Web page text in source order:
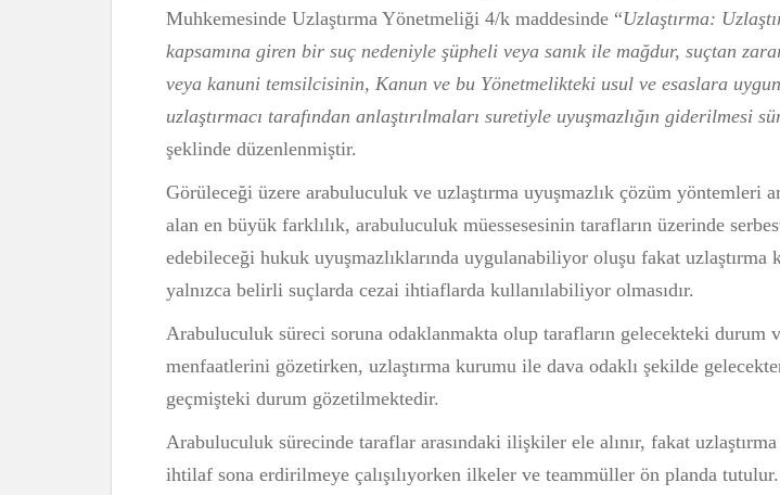
Muhkemesinde Uzlaştırma Yönetmeliği 4/k maddesinde “Uzlaştırma:
kapsamına giren bir suç nedeniyle şüpheli veya sanık ile mağdur, suçtan
veya kanuni temsilcisinin, Kanun ve bu Yönetmelikteki usul ve esaslara
uzlaştırmacı tarafından anlaştırılmaları suretiyle uyuşmazlığın giderilmesi
şeklinde düzenlenmiştir.
Görüleceği üzere arabuluculuk ve uzlaştırma uyuşmazlık çözüm yöntemleri
alan en büyük farklılık, arabuluculuk müessesesinin tarafların üzerinde
edebileceği hukuk uyuşmazlıklarında uygulanabiliyor oluşu fakat uzlaştırma
yalnızca belirli suçlarda cezai ihtiaflarda kullanılabiliyor olmasıdır.
Arabuluculuk süreci soruna odaklanmakta olup tarafların gelecekteki durum
menfaatlerini gözetirken, uzlaştırma kurumu ile dava odaklı şekilde
geçmişteki durum gözetilmektedir.
Arabuluculuk sürecinde taraflar arasındaki ilişkiler ele alınır, fakat
ihtilaf sona erdirilmeye çalışılıyorken ilkeler ve teammüller ön planda tutulur.